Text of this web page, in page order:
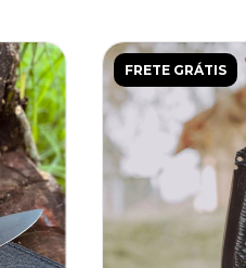
FRETE GRÁTIS